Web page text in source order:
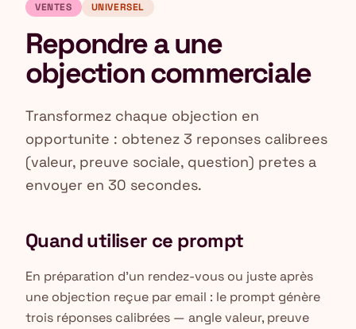
VENTES UNIVERSEL
Repondre a une
objection commerciale
Transformez chaque objection en
opportunite : obtenez 3 reponses calibrees
(valeur, preuve sociale, question) pretes a
envoyer en 30 secondes.
Quand utiliser ce prompt
En préparation d'un rendez-vous ou juste après
une objection reçue par email : le prompt génère
trois réponses calibrées — angle valeur, preuve